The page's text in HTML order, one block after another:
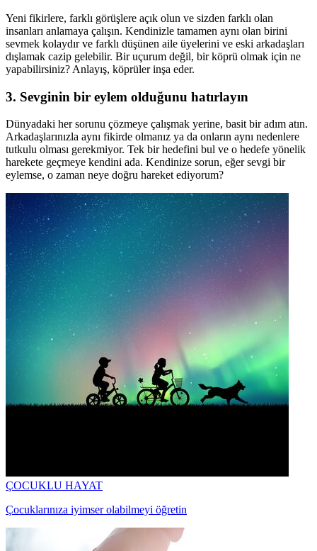
Yeni fikirlere, farklı görüşlere açık olun ve sizden farklı olan
insanları anlamaya çalışın. Kendinizle tamamen aynı olan birini
sevmek kolaydır ve farklı düşünen aile üyelerini ve eski arkadaşları
dışlamak cazip gelebilir. Bir uçurum değil, bir köprü olmak için ne
yapabilirsiniz? Anlayış, köprüler inşa eder.
3. Sevginin bir eylem olduğunu hatırlayın
Dünyadaki her sorunu çözmeye çalışmak yerine, basit bir adım atın.
Arkadaşlarınızla aynı fikirde olmanız ya da onların aynı nedenlere
tutkulu olması gerekmiyor. Tek bir hedefini bul ve o hedefe yönelik
harekete geçmeye kendini ada. Kendinize sorun, eğer sevgi bir
eylemse, o zaman neye doğru hareket ediyorum?
ÇOCUKLU HAYAT
Çocuklarınıza iyimser olabilmeyi öğretin